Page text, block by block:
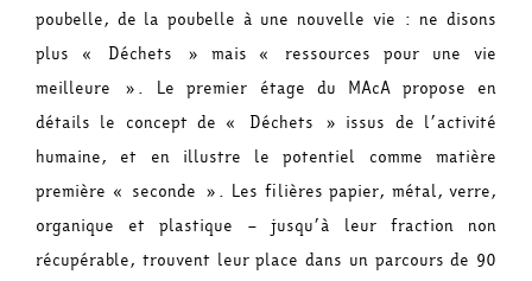
poubelle, de la poubelle à une nouvelle vie : ne disons
plus « Déchets » mais « ressources pour une vie
meilleure ». Le premier étage du MAcA propose en
détails le concept de « Déchets » issus de l’activité
humaine, et en illustre le potentiel comme matière
première « seconde ». Les filières papier, métal, verre,
organique et plastique – jusqu’à leur fraction non
récupérable, trouvent leur place dans un parcours de 90